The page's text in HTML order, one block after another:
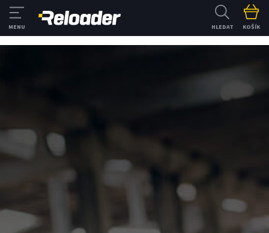
HLEDAT KOŠÍK